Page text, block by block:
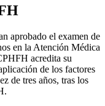
aprobado el examen de
en la Atención Médica
acredita su
de los factores
de tres años, tras los